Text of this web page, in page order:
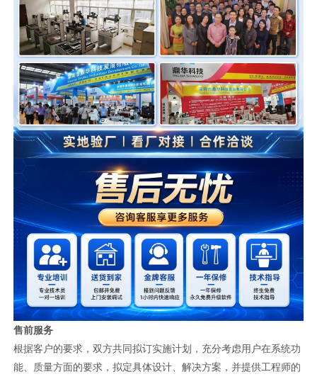
售前服务
根据客户的要求，双方共同拟订实施计划，充分考虑用户在系统功
能、质量方面的要求，拟定具体设计、解决方案，并提供工程师的